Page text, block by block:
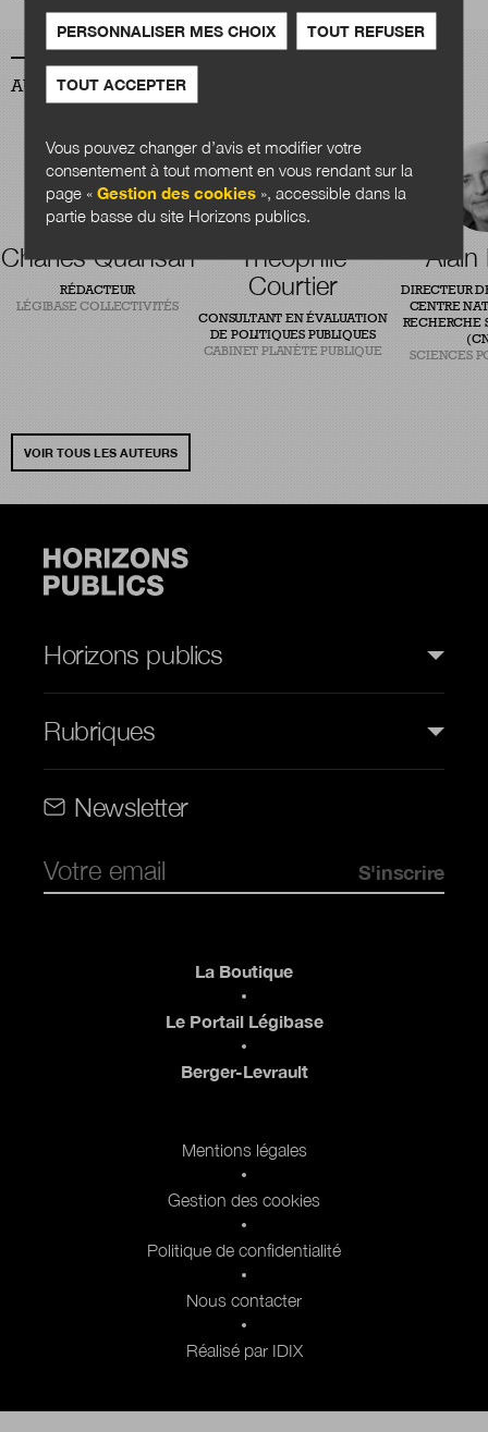
AUTEURS
VOIR TOUS LES AUTEURS
Charles Quansah
RÉDACTEUR
LÉGIBASE COLLECTIVITÉS
Théophile
Courtier
CONSULTANT EN ÉVALUATION
DE POLITIQUES PUBLIQUES
CABINET PLANÈTE PUBLIQUE
Alain
DIRECTEUR
CENTRE
RECHERCHE
SCIENCES
Horizons publics
Rubriques
Newsletter
La Boutique
Le Portail Légibase
Berger-Levrault
Mentions légales
Gestion des cookies
Politique de confidentialité
Nous contacter
Réalisé par IDIX
PERSONNALISER MES CHOIX TOUT REFUSER
TOUT ACCEPTER
Vous pouvez changer d’avis et modifier votre
consentement à tout moment en vous rendant sur la
page «Gestion des cookies », accessible dans la
partie basse du site Horizons publics.